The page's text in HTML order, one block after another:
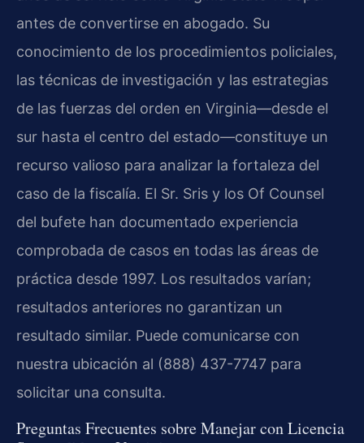
antes de convertirse en abogado. Su
conocimiento de los procedimientos policiales,
las técnicas de investigación y las estrategias
de las fuerzas del orden en Virginia—desde el
sur hasta el centro del estado—constituye un
recurso valioso para analizar la fortaleza del
caso de la fiscalía. El Sr. Sris y los Of Counsel
del bufete han documentado experiencia
comprobada de casos en todas las áreas de
práctica desde 1997. Los resultados varían;
resultados anteriores no garantizan un
resultado similar. Puede comunicarse con
nuestra ubicación al (888) 437-7747 para
solicitar una consulta.
Preguntas Frecuentes sobre Manejar con Licencia